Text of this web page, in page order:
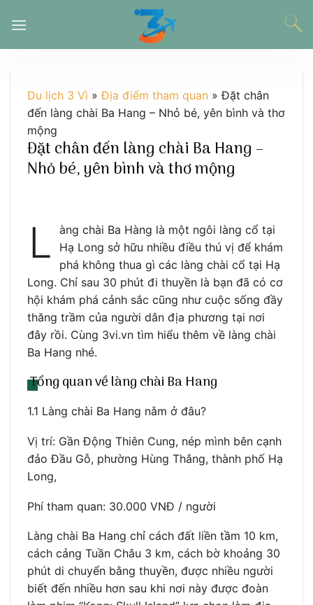
đến
Du lịch 3 Vì »Địa điểm tham quan »Đặt chân
đến làng chài Ba Hang – Nhỏ bé, yên bình và thơ
mộng
Đặt chân đến làng chài Ba Hang –
Nhỏ bé, yên bình và thơ mộng
L
àng chài Ba Hàng là một ngôi làng cổ tại
Hạ Long sở hữu nhiều điều thú vị để khám
phá không thua gì các làng chài cổ tại Hạ
Long. Chỉ sau 30 phút đi thuyền là bạn đã có cơ
hội khám phá cảnh sắc cũng như cuộc sống đầy
thăng trầm của người dân địa phương tại nơi
đây rồi. Cùng 3vi.vn tìm hiểu thêm về làng chài
Ba Hang nhé.
Tổng quan về làng chài Ba Hang
1.1 Làng chài Ba Hang nằm ở đâu?
Vị trí: Gần Động Thiên Cung, nép mình bên cạnh
đảo Đầu Gỗ, phường Hùng Thắng, thành phố Hạ
Long,
Phí tham quan: 30.000 VNĐ / người
Làng chài Ba Hang chỉ cách đất liền tầm 10 km,
cách cảng Tuần Châu 3 km, cách bờ khoảng 30
phút di chuyển bằng thuyền, được nhiều người
biết đến nhiều hơn sau khi nơi này được đoàn